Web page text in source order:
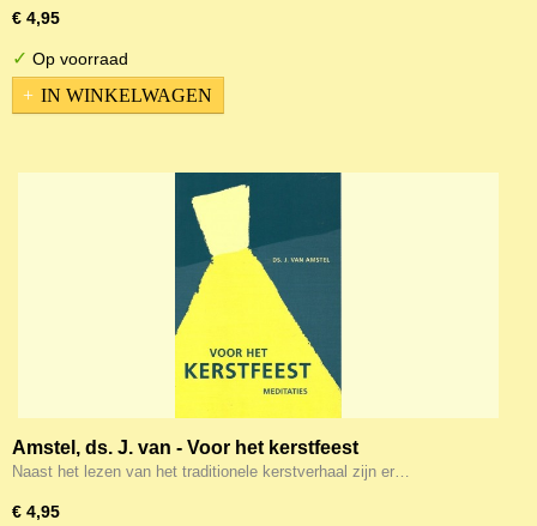
€ 4,95
✓ Op voorraad
IN WINKELWAGEN
Amstel, ds. J. van - Voor het kerstfeest
Naast het lezen van het traditionele kerstverhaal zijn er…
€ 4,95